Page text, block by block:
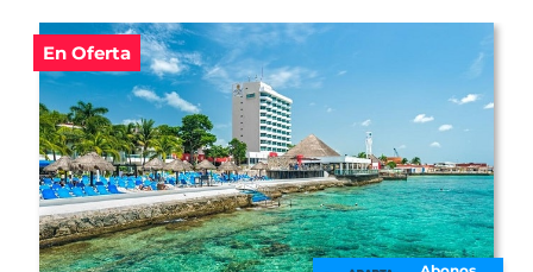
En Oferta